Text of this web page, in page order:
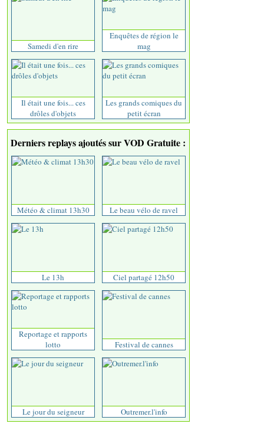
Samedi d'en rire
Enquêtes de région le
mag
Il était une fois... ces
drôles d'objets
Les grands comiques du
petit écran
Derniers replays ajoutés sur VOD Gratuite :
Météo & climat 13h30 Le beau vélo de ravel
Le 13h Ciel partagé 12h50
Reportage et rapports
lotto
Festival de cannes
Le jour du seigneur Outremer.l'info